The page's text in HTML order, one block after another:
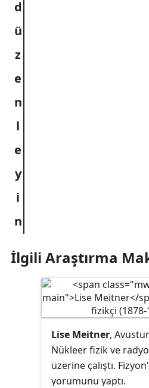
İlgili Araştırma
Lise Meitner,
Nükleer fizik ve
üzerine çalıştı.
yorumunu yaptı.